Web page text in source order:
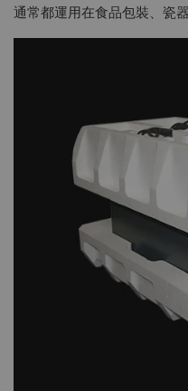
通常都運用在食品包裝、瓷